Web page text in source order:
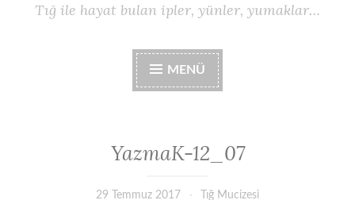
Tığ ile hayat bulan ipler, yünler, yumaklar…
MENÜ
YazmaK-12_07
29 Temmuz 2017 Tığ Mucizesi